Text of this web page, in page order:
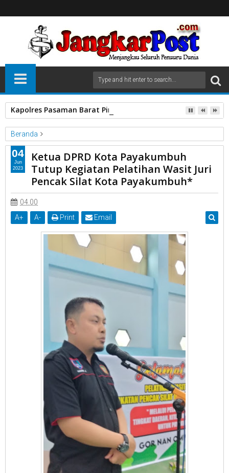
Kapolres Pasaman Barat Pimpin Serah Terima Jabatan PJU
Beranda
Hamdi Agus
Juri Pencak Silat Ketua DPRD
Pelatihan Wasit
Tutup Kegiatan
Ketua DPRD Kota Payakumbuh Tutup Kegiatan Pelatihan Wasit
Juri Pencak Silat Kota Payakumbuh*
Ketua DPRD Kota Payakumbuh
Tutup Kegiatan Pelatihan Wasit Juri
Pencak Silat Kota Payakumbuh*
04.00
A+ A- Print Email
04
Jun
2023